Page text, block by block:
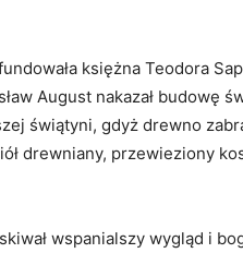
księżna Teodora
August nakazał budowę
świątyni, gdyż drewno
drewniany, przewieziony
wspanialszy wygląd i